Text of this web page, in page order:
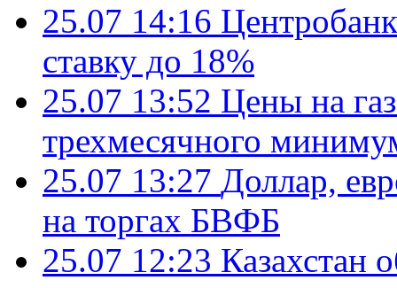
25.07 14:16
ставку до 18%
25.07 13:52 Цены на
трехмесячного
25.07 13:27 Доллар,
на торгах БВФБ
25.07 12:23 Казахстан